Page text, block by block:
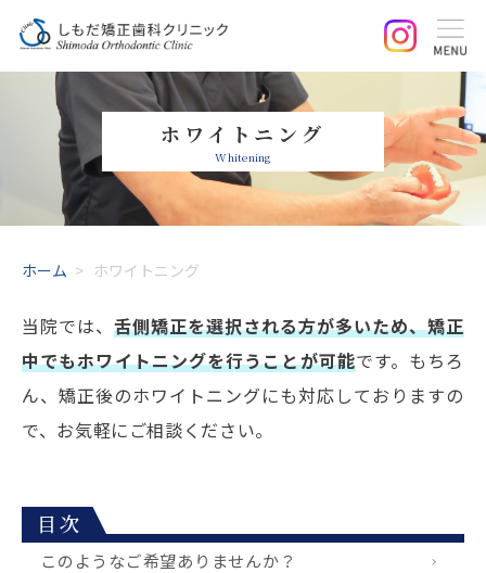
ホワイトニング
Whitening
ホーム > ホワイトニング
当院では、舌側矯正を選択される方が多いため、矯正
中でもホワイトニングを行うことが可能です。もちろ
ん、矯正後のホワイトニングにも対応しておりますの
で、お気軽にご相談ください。
目次
このようなご希望ありませんか？